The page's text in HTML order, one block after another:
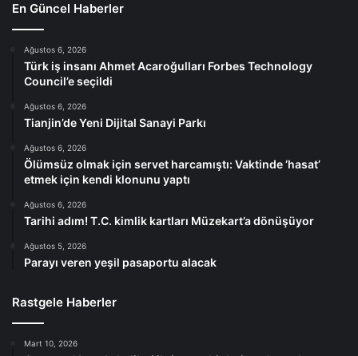
En Güncel Haberler
Ağustos 6, 2026
Türk iş insanı Ahmet Acaroğulları Forbes Technology
Council’e seçildi
Ağustos 6, 2026
Tianjin’de Yeni Dijital Sanayi Parkı
Ağustos 6, 2026
Ölümsüz olmak için servet harcamıştı: Vaktinde ‘hasat’
etmek için kendi klonunu yaptı
Ağustos 6, 2026
Tarihi adım! T.C. kimlik kartları Müzekart’a dönüşüyor
Ağustos 5, 2026
Parayı veren yeşil pasaportu alacak
Rastgele Haberler
Mart 10, 2026